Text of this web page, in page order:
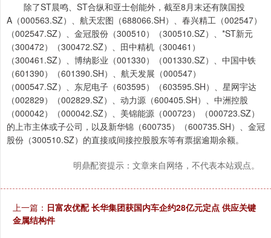
除了ST晨鸣、ST合纵和亚士创能外，截至8月末还有陕国投
A（000563.SZ）、航天宏图（688066.SH）、春兴精工（002547）
（002547.SZ）、金冠股份（300510）（300510.SZ）、*ST新元
（300472）（300472.SZ）、田中精机（300461）
（300461.SZ）、博纳影业（001330）（001330.SZ）、中国中铁
（601390）（601390.SH）、航天发展（000547）
（000547.SZ）、东尼电子（603595）（603595.SH）、星网宇达
（002829）（002829.SZ）、动力源（600405.SH）、中洲控股
（000042）（000042.SZ）、美锦能源（000723）（000723.SZ）
的上市主体或子公司，以及新华锦（600735）（600735.SH）、金冠
股份（300510.SZ）的直接或间接控股股东等有票据逾期余额。
明鼎配资提示：文章来自网络，不代表本站观点。
上一篇： 日富农优配 长华集团获国内车企约28亿元定点 供应关键
金属结构件